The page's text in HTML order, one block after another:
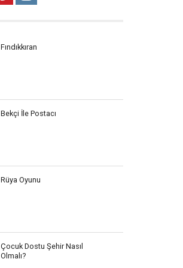
Fındıkkıran
Bekçi İle Postacı
Rüya Oyunu
Çocuk Dostu Şehir Nasıl
Olmalı?